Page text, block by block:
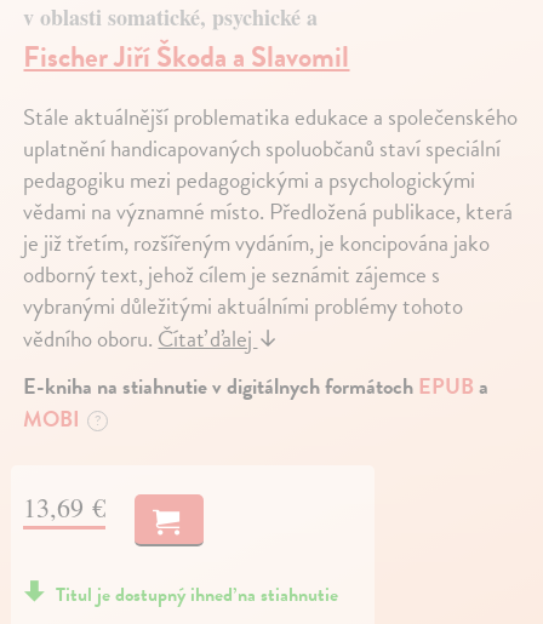
v oblasti somatické, psychické a
Fischer Jiří Škoda a Slavomil
Stále aktuálnější problematika edukace a společenského
uplatnění handicapovaných spoluobčanů staví speciální
pedagogiku mezi pedagogickými a psychologickými
vědami na významné místo. Předložená publikace, která
je již třetím, rozšířeným vydáním, je koncipována jako
odborný text, jehož cílem je seznámit zájemce s
vybranými důležitými aktuálními problémy tohoto
vědního oboru.Čítať ďalej↓
E-kniha na stiahnutie v digitálnych formátoch EPUBa
MOBI
?
13,69 €
Titul je dostupný ihneď na stiahnutie